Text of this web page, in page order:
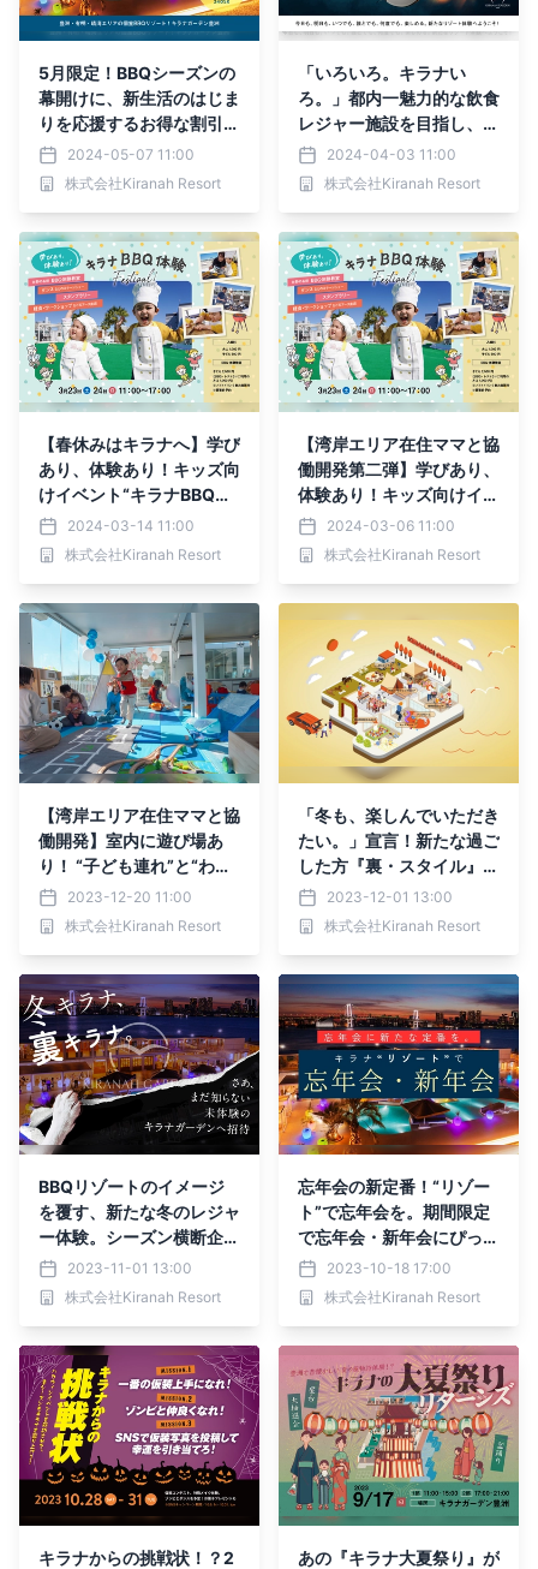
5月限定！BBQシーズンの
幕開けに、新生活のはじま
りを応援するお得な割引キ
ャンペーン「NEW SEAS
ON,NEW LIFE.」を開催
「いろいろ。キラナい
洲】
2024-05-07 11:00
株式会社Kiranah Resort
「いろいろ。キラナい
ろ。」都内一魅力的な飲食
レジャー施設を目指し、2
024年4月～10月のBBQシ
ーズンは、新たな施策を
続々展開！【キラナガーデ
2024-04-03 11:00
株式会社Kiranah Resort
【春休みはキラナへ】学び
あり、体験あり！キッズ向
けイベント“キラナBBQ体
験フェスティバル”を3月2
3日（土）・24日（日）に
開催【キラナガーデン豊
2024-03-14 11:00
株式会社Kiranah Resort
【湾岸エリア在住ママと協
働開発第二弾】学びあり、
体験あり！キッズ向けイベ
ント“キラナBBQ体験フェ
スティバル”を3月23日
（土）・24日（日）に開
2024-03-06 11:00
株式会社Kiranah Resort
【湾岸エリア在住ママと協
働開発】室内に遊び場あ
り！ “子ども連れ”と“わん
ちゃん連れ”専用ルームの
予約を12月20日（水）か
ら開始：提供：1月4日
【キラナガーデン豊洲】
2023-12-20 11:00
株式会社Kiranah Resort
「冬も、楽しんでいただき
たい。」宣言！新たな過ご
した方『裏・スタイル』の
予約を12月1日（金）から
開始：提供：1月4日
（木）～2月29日（木）
2023-12-01 13:00
株式会社Kiranah Resort
BBQリゾートのイメージ
を覆す、新たな冬のレジャ
ー体験。シーズン横断企画
『裏キラナ・冬キラナ』、
はじまります：11月1日
（水）～3月31日（日）
2023-11-01 13:00
株式会社Kiranah Resort
忘年会の新定番！“リゾー
ト”で忘年会を。期間限定
で忘年会・新年会にぴった
りな宴会プランの販売を開
始：11月24日（金）～2月
29日（木）【キラナガー
2023-10-18 17:00
株式会社Kiranah Resort
キラナからの挑戦状！？2
あの『キラナ大夏祭り』が